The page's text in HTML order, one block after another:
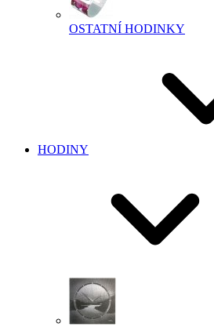
OSTATNÍ HODINKY
HODINY